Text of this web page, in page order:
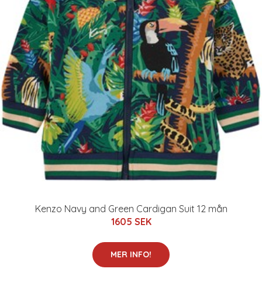
Kenzo Navy and Green Cardigan Suit 12 mån
1605 SEK
MER INFO!